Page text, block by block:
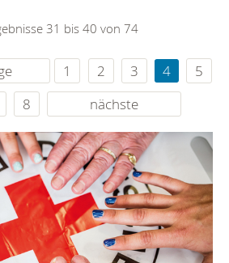
31 bis 40 von 74
1 2 3 4
5
8 nächste